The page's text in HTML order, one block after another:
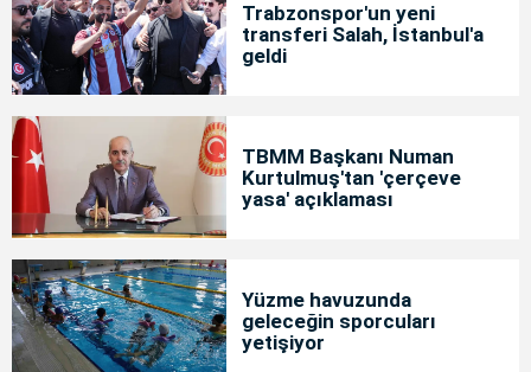
Trabzonspor'un yeni
transferi Salah, İstanbul'a
geldi
TBMM Başkanı Numan
Kurtulmuş'tan 'çerçeve
yasa' açıklaması
Yüzme havuzunda
geleceğin sporcuları
yetişiyor